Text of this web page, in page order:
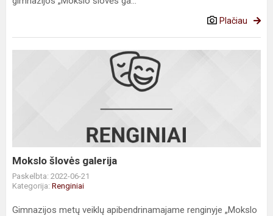
Plačiau
Mokslo šlovės galerija
Paskelbta: 2022-06-21
Kategorija: Renginiai
Gimnazijos metų veiklų apibendrinamajame renginyje „Mokslo